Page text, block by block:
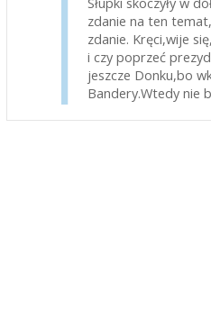
zdanie na ten
zdanie. Kręci,wije
i czy poprzeć
jeszcze Donku,bo
Bandery.Wtedy nie